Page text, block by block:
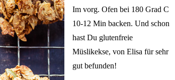
Im vorg. Ofen bei 180 Grad C
10-12 Min backen. Und schon
hast Du glutenfreie
Müslikekse, von Elisa für sehr
gut befunden!